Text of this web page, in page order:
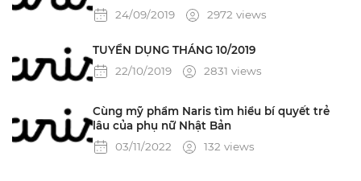
24/09/2019 2972 views
TUYỂN DỤNG THÁNG 10/2019
22/10/2019
2831 views
Cùng mỹ phẩm Naris tìm hiểu bí quyết trẻ
lâu của phụ nữ Nhật Bản
03/11/2022
132 views